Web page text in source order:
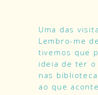
Uma das
Lembro-me
tivemos que
ideia de ter o
nas
ao que